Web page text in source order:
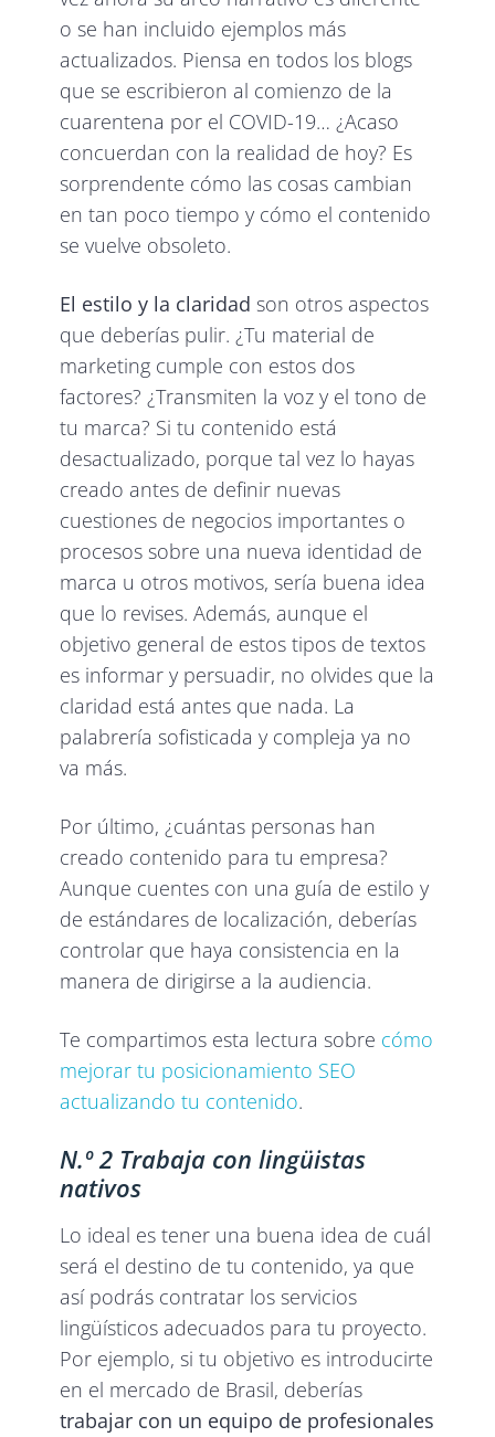
o se han incluido ejemplos más
actualizados. Piensa en todos los blogs
que se escribieron al comienzo de la
cuarentena por el COVID-19… ¿Acaso
concuerdan con la realidad de hoy? Es
sorprendente cómo las cosas cambian
en tan poco tiempo y cómo el contenido
se vuelve obsoleto.
El estilo y la claridad son otros aspectos
que deberías pulir. ¿Tu material de
marketing cumple con estos dos
factores? ¿Transmiten la voz y el tono de
tu marca? Si tu contenido está
desactualizado, porque tal vez lo hayas
creado antes de definir nuevas
cuestiones de negocios importantes o
procesos sobre una nueva identidad de
marca u otros motivos, sería buena idea
que lo revises. Además, aunque el
objetivo general de estos tipos de textos
es informar y persuadir, no olvides que la
claridad está antes que nada. La
palabrería sofisticada y compleja ya no
va más.
Por último, ¿cuántas personas han
creado contenido para tu empresa?
Aunque cuentes con una guía de estilo y
de estándares de localización, deberías
controlar que haya consistencia en la
manera de dirigirse a la audiencia.
Te compartimos esta lectura sobre cómo
mejorar tu posicionamiento SEO
actualizando tu contenido.
N.º 2 Trabaja con lingüistas
nativos
Lo ideal es tener una buena idea de cuál
será el destino de tu contenido, ya que
así podrás contratar los servicios
lingüísticos adecuados para tu proyecto.
Por ejemplo, si tu objetivo es introducirte
en el mercado de Brasil, deberías
trabajar con un equipo de profesionales